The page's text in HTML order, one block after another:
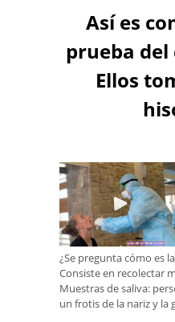
Así es
prueba
Ellos
¿Se pregunta cómo es
Consiste en recolectar
Muestras de saliva:
un frotis de la nariz y la